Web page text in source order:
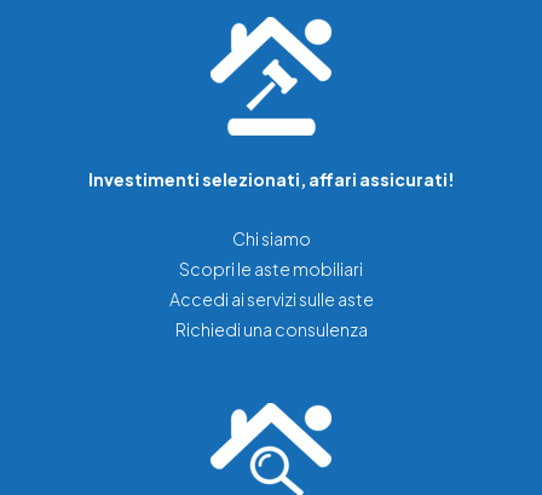
Investimenti selezionati, affari assicurati!
Chi siamo
Scopri le aste mobiliari
Accedi ai servizi sulle aste
Richiedi una consulenza